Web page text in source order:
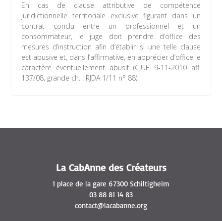
En cas de clause attributive de compétence
juridictionnelle territoriale exclusive figurant dans un
contrat conclu entre un professionnel et un
consommateur, le juge doit prendre d’office des
mesures d’instruction afin d’établir si une telle clause
est abusive et, dans l’affirmative, en apprécier d’office le
caractère éventuellement abusif (CJUE 9-11-2010 aff.
137/08, grande ch. : RJDA 1/11 n° 88).
La CabAnne des Créateurs
1 place de la gare 67300 Schiltigheim
03 88 81 14 83
contact@lacabanne.org